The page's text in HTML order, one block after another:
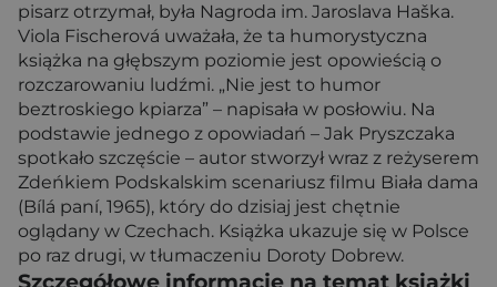
pisarz otrzymał, była Nagroda im. Jaroslava Haška.
Viola Fischerová uważała, że ta humorystyczna
książka na głębszym poziomie jest opowieścią o
rozczarowaniu ludźmi. „Nie jest to humor
beztroskiego kpiarza” – napisała w posłowiu. Na
podstawie jednego z opowiadań – Jak Pryszczaka
spotkało szczęście – autor stworzył wraz z reżyserem
Zdeńkiem Podskalskim scenariusz filmu Biała dama
(Bílá paní, 1965), który do dzisiaj jest chętnie
oglądany w Czechach. Książka ukazuje się w Polsce
po raz drugi, w tłumaczeniu Doroty Dobrew.